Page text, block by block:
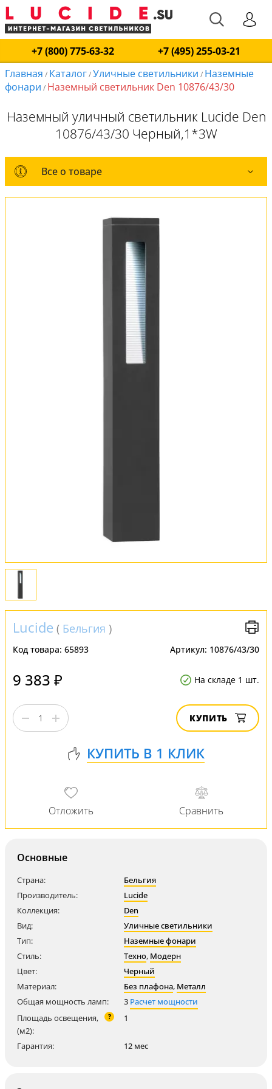
+7 (800) 775-63-32
+7 (495) 255-03-21
Главная / Каталог/Уличные светильники / Наземные
фонари / Наземный светильник Den 10876/43/30
Наземный уличный светильник Lucide Den
10876/43/30 Черный,1*3W
Все о товаре
Все о товаре
Комплект лампочек
Оплата и доставка
Lucide ( Бельгия )
Код товара: 65893 Артикул: 10876/43/30
9 383 ₽ На складе 1 шт.
КУПИТЬ
Основные
Страна:
Бельгия
Производитель:
Lucide
Коллекция:
Den
Вид:
Уличные светильники
Тип:
Наземные фонари
Стиль:
Техно, Модерн
Цвет:
Черный
Материал:
Без плафона, Металл
Общая мощность ламп:
3 Расчет мощности
Площадь освещения,
(м2):
? 1
Гарантия: 12 мес